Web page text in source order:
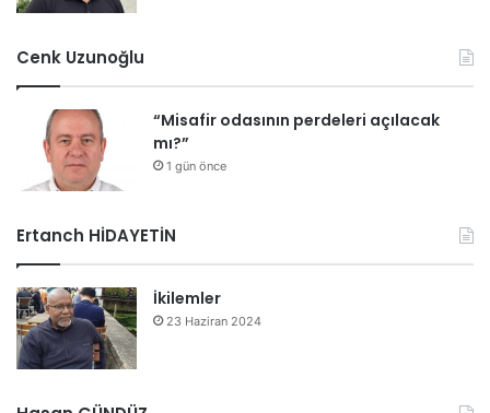
Cenk Uzunoğlu
“Misafir odasının perdeleri açılacak
mı?”
1 gün önce
Ertanch HİDAYETİN
İkilemler
23 Haziran 2024